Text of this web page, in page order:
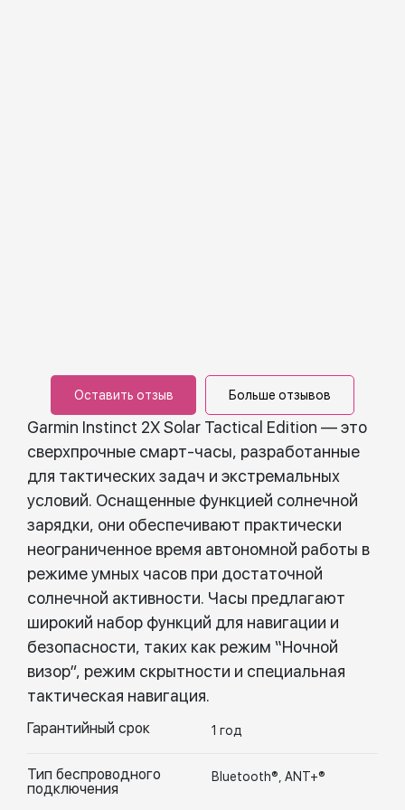
Оставить отзыв Больше отзывов
Garmin Instinct 2X Solar Tactical Edition — это
сверхпрочные смарт-часы, разработанные
для тактических задач и экстремальных
условий. Оснащенные функцией солнечной
зарядки, они обеспечивают практически
неограниченное время автономной работы в
режиме умных часов при достаточной
солнечной активности. Часы предлагают
широкий набор функций для навигации и
безопасности, таких как режим “Ночной
визор”, режим скрытности и специальная
тактическая навигация.
Гарантийный срок 1 год
Тип беспроводного
подключения
Bluetooth®, ANT+®